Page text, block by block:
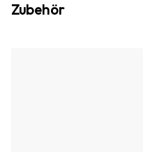
Zubehör